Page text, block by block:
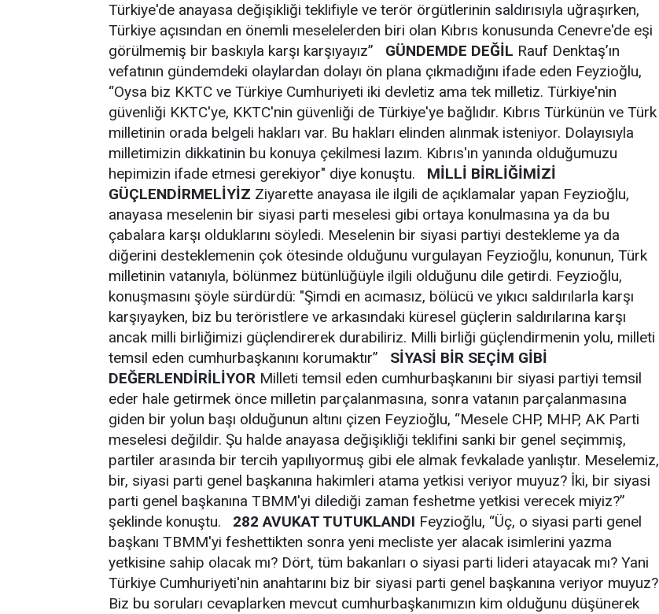
Türkiye'de anayasa değişikliği teklifiyle ve terör örgütlerinin saldırısıyla uğraşırken,
Türkiye açısından en önemli meselelerden biri olan Kıbrıs konusunda Cenevre'de eşi
görülmemiş bir baskıyla karşı karşıyayız” GÜNDEMDE DEĞİL Rauf Denktaş’ın
vefatının gündemdeki olaylardan dolayı ön plana çıkmadığını ifade eden Feyzioğlu,
“Oysa biz KKTC ve Türkiye Cumhuriyeti iki devletiz ama tek milletiz. Türkiye'nin
güvenliği KKTC'ye, KKTC'nin güvenliği de Türkiye'ye bağlıdır. Kıbrıs Türkünün ve Türk
milletinin orada belgeli hakları var. Bu hakları elinden alınmak isteniyor. Dolayısıyla
milletimizin dikkatinin bu konuya çekilmesi lazım. Kıbrıs'ın yanında olduğumuzu
hepimizin ifade etmesi gerekiyor" diye konuştu. MİLLİ BİRLİĞİMİZİ
GÜÇLENDİRMELİYİZ Ziyarette anayasa ile ilgili de açıklamalar yapan Feyzioğlu,
anayasa meselenin bir siyasi parti meselesi gibi ortaya konulmasına ya da bu
çabalara karşı olduklarını söyledi. Meselenin bir siyasi partiyi destekleme ya da
diğerini desteklemenin çok ötesinde olduğunu vurgulayan Feyzioğlu, konunun, Türk
milletinin vatanıyla, bölünmez bütünlüğüyle ilgili olduğunu dile getirdi. Feyzioğlu,
konuşmasını şöyle sürdürdü: "Şimdi en acımasız, bölücü ve yıkıcı saldırılarla karşı
karşıyayken, biz bu teröristlere ve arkasındaki küresel güçlerin saldırılarına karşı
ancak milli birliğimizi güçlendirerek durabiliriz. Milli birliği güçlendirmenin yolu, milleti
temsil eden cumhurbaşkanını korumaktır” SİYASİ BİR SEÇİM GİBİ
DEĞERLENDİRİLİYOR Milleti temsil eden cumhurbaşkanını bir siyasi partiyi temsil
eder hale getirmek önce milletin parçalanmasına, sonra vatanın parçalanmasına
giden bir yolun başı olduğunun altını çizen Feyzioğlu, “Mesele CHP, MHP, AK Parti
meselesi değildir. Şu halde anayasa değişikliği teklifini sanki bir genel seçimmiş,
partiler arasında bir tercih yapılıyormuş gibi ele almak fevkalade yanlıştır. Meselemiz,
bir, siyasi parti genel başkanına hakimleri atama yetkisi veriyor muyuz? İki, bir siyasi
parti genel başkanına TBMM'yi dilediği zaman feshetme yetkisi verecek miyiz?”
şeklinde konuştu. 282 AVUKAT TUTUKLANDI Feyzioğlu, “Üç, o siyasi parti genel
başkanı TBMM'yi feshettikten sonra yeni mecliste yer alacak isimlerini yazma
yetkisine sahip olacak mı? Dört, tüm bakanları o siyasi parti lideri atayacak mı? Yani
Türkiye Cumhuriyeti'nin anahtarını biz bir siyasi parti genel başkanına veriyor muyuz?
Biz bu soruları cevaplarken mevcut cumhurbaşkanımızın kim olduğunu düşünerek